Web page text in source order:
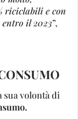
riciclabili e con
il 2023”,
sua volontà di